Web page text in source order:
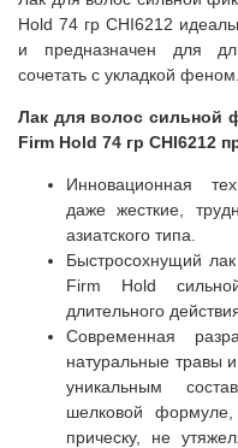
Hold 74 гр CHI6212
и предназначен для
сочетать с укладкой феном.
Лак для волос сильной
Firm Hold 74 гр CHI6212
Инновационная
даже жесткие,
азиатского типа.
Быстросохнущий
Firm Hold
длительного
Современная
натуральные травы
уникальным
шелковой формуле,
прическу, не